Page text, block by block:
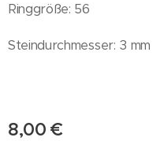
Ringgröße: 56
Steindurchmesser: 3 mm
8,00 €